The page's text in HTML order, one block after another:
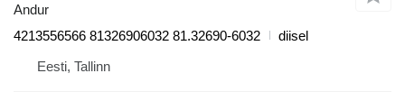
Andur
4213556566 81326906032 81.32690-6032
diisel
Eesti, Tallinn